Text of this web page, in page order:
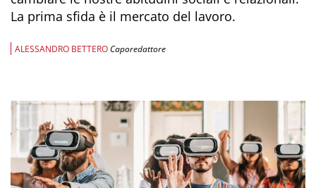
La prima sfida è il mercato del lavoro.
ALESSANDRO BETTEROCaporedattore